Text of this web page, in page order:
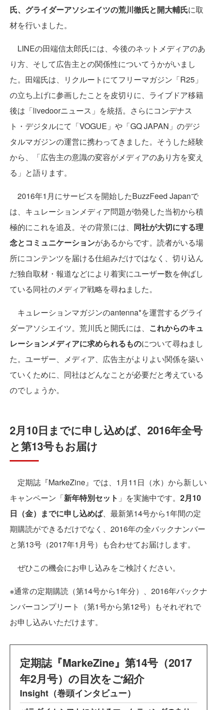
氏、グライダーアソシエイツの荒川徹氏と開大輔氏に取
材を行いました。
LINEの田端信太郎氏には、今後のネットメディアのあ
り方、そして広告主との関係性についてうかがいまし
た。田端氏は、リクルートにてフリーマガジン「R25」
の立ち上げに参画したことを皮切りに、ライブドア移籍
後は「livedoorニュース」を統括。さらにコンデナス
ト・デジタルにて「VOGUE」や「GQ JAPAN」のデジ
タルマガジンの運営に携わってきました。そうした経験
から、「広告主の意識の変容がメディアのあり方を変え
る」と語ります。
2016年1月にサービスを開始したBuzzFeed Japanで
は、キュレーションメディア問題が勃発した当初から積
極的にこれを追及。その背景には、 同社が大切にする理
念とコミュニケーションがあるからです。読者がいる場
所にコンテンツを届ける仕組みだけではなく、切り込ん
だ独自取材・報道などにより着実にユーザー数を伸ばし
ている同社のメディア戦略を尋ねました。
キュレーションマガジンのantenna*を運営するグライ
ダーアソシエイツ。荒川氏と開氏には、 これからのキュ
レーションメディアに求められるものについて尋ねまし
た。ユーザー、メディア、広告主がよりよい関係を築い
ていくために、同社はどんなことが必要だと考えている
のでしょうか。
2月10日までに申し込めば、2016年全号
と第13号もお届け
定期誌『MarkeZine』では、1月11日（水）から新しい
キャンペーン「新年特別セット 」を実施中です。 2月10
日（金）までに申し込めば、最新第14号から1年間の定
期購読ができるだけでなく、2016年の全バックナンバー
と第13号（2017年1月号）も合わせてお届けします。
ぜひこの機会にお申し込みをご検討ください。
※通常の定期購読（第14号から1年分）、2016年バックナ
ンバーコンプリート（第1号から第12号）もそれぞれで
お申し込みいただけます。
定期誌『MarkeZine』第14号（2017
年2月号）の目次をご紹介
Insight（巻頭インタビュー）